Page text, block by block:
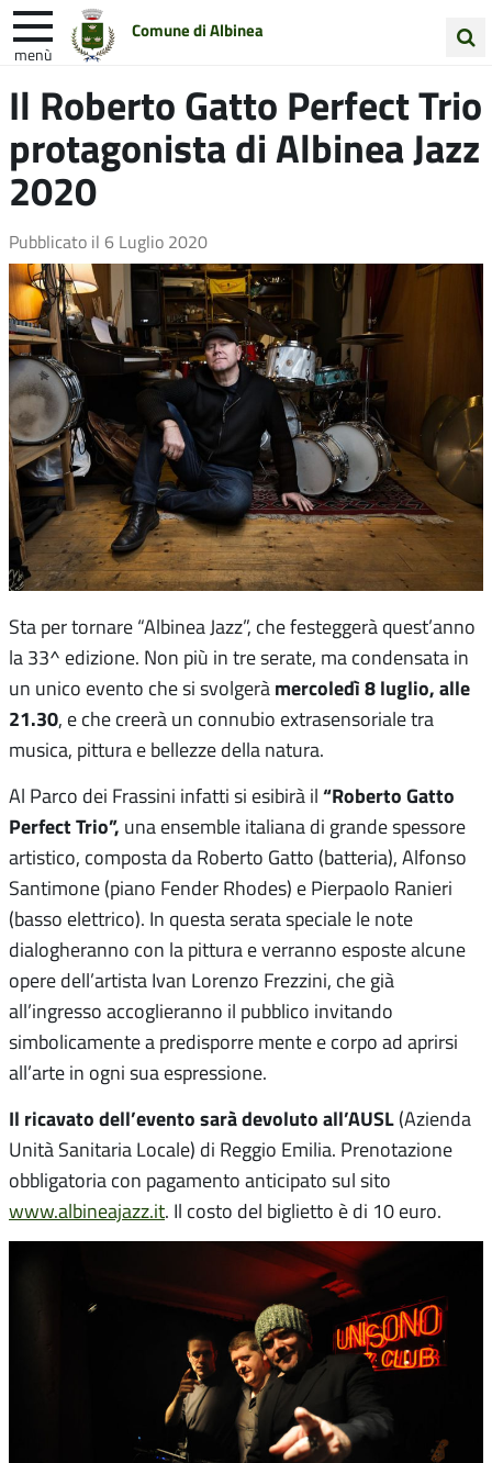
Comune di Albinea
menù
sito
Entra in Comune Vivi Albinea
Unione Colline Matildiche
Il Roberto Gatto Perfect Trio
protagonista di Albinea Jazz
2020
Pubblicato il 6 Luglio 2020
Sta per tornare “Albinea Jazz”, che festeggerà quest’anno
la 33^ edizione. Non più in tre serate, ma condensata in
un unico evento che si svolgerà mercoledì 8 luglio, alle
21.30, e che creerà un connubio extrasensoriale tra
musica, pittura e bellezze della natura.
Al Parco dei Frassini infatti si esibirà il “Roberto Gatto
Perfect Trio”, una ensemble italiana di grande spessore
artistico, composta da Roberto Gatto (batteria), Alfonso
Santimone (piano Fender Rhodes) e Pierpaolo Ranieri
(basso elettrico). In questa serata speciale le note
dialogheranno con la pittura e verranno esposte alcune
opere dell’artista Ivan Lorenzo Frezzini, che già
all’ingresso accoglieranno il pubblico invitando
simbolicamente a predisporre mente e corpo ad aprirsi
all’arte in ogni sua espressione.
Il ricavato dell’evento sarà devoluto all’AUSL (Azienda
Unità Sanitaria Locale) di Reggio Emilia. Prenotazione
obbligatoria con pagamento anticipato sul sito
www.albineajazz.it. Il costo del biglietto è di 10 euro.